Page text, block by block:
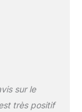
sur le
très positif